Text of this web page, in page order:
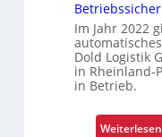
a
Im Jahr 2022
Dold Logistik
in Rheinland-
in Betrieb.
Weiterlesen: